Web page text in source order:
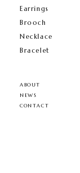
Earrings
Brooch
Necklace
Bracelet
ABOUT
NEWS
CONTACT